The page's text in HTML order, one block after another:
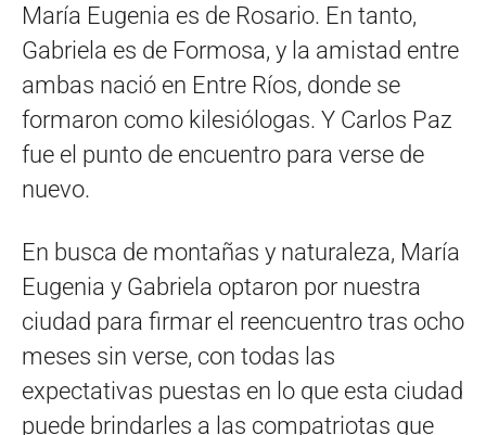
María Eugenia es de Rosario. En tanto,
Gabriela es de Formosa, y la amistad entre
ambas nació en Entre Ríos, donde se
formaron como kilesiólogas. Y Carlos Paz
fue el punto de encuentro para verse de
nuevo.
En busca de montañas y naturaleza, María
Eugenia y Gabriela optaron por nuestra
ciudad para firmar el reencuentro tras ocho
meses sin verse, con todas las
expectativas puestas en lo que esta ciudad
puede brindarles a las compatriotas que